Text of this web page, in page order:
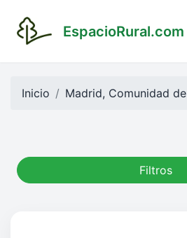
EspacioRural.com
Inicio Madrid, Comunidad de
Filtros